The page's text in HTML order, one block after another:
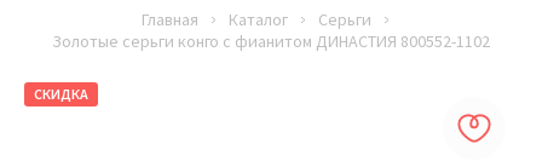
Главная Каталог
Серьги
Золотые серьги конго с фианитом ДИНАСТИЯ 800552-1102
СКИДКА